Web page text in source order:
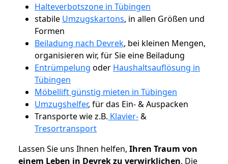
Halteverbotszone in Tübingen
stabile Umzugskartons, in allen Größen und
Formen
Beiladung nach Devrek, bei kleinen Mengen,
organisieren wir, für Sie eine Beiladung
Entrümpelung oder Haushaltsauflösung in
Tübingen
Möbellift günstig mieten in Tübingen
Umzugshelfer, für das Ein- & Auspacken
Transporte wie z.B. Klavier-&
Tresortransport
Lassen Sie uns Ihnen helfen, Ihren Traum von
einem Leben in Devrek zu verwirklichen. Die